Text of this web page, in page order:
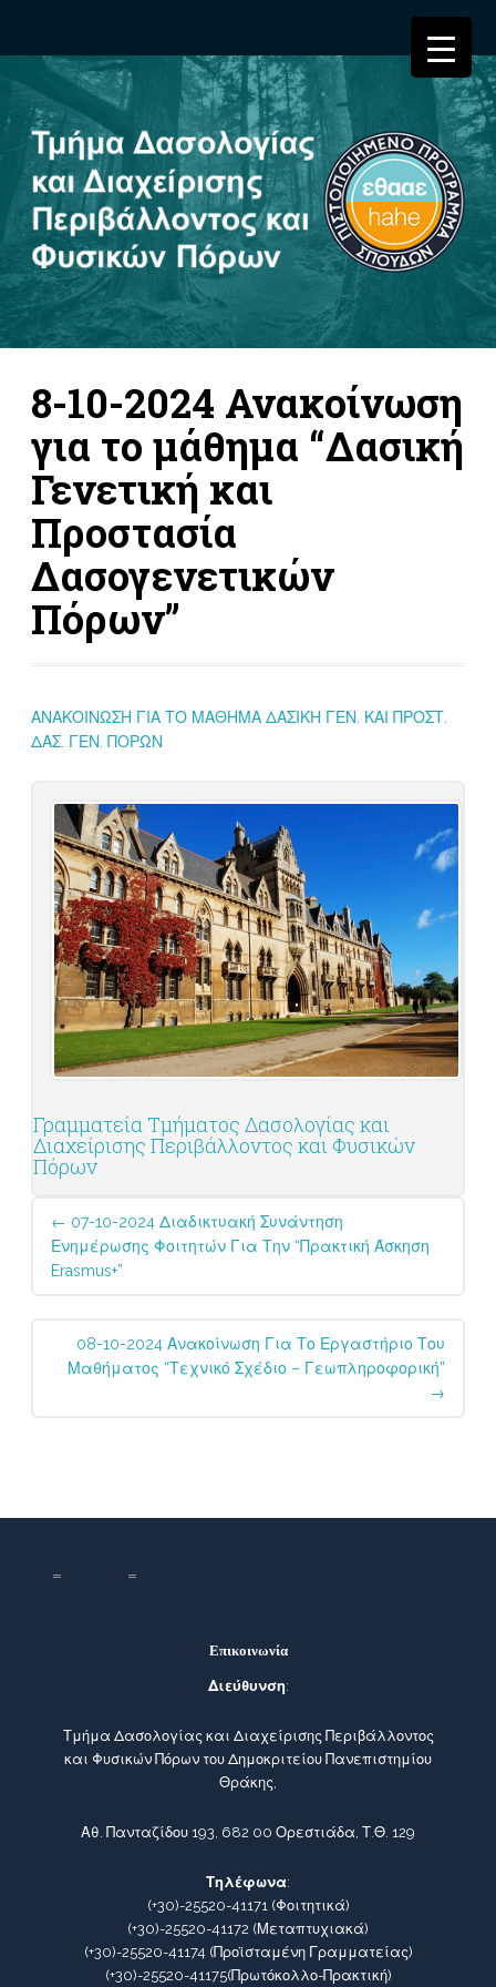
8-10-2024 Ανακοίνωση
για το μάθημα “Δασική
Γενετική και
Προστασία
Δασογενετικών
Πόρων”
ΑΝΑΚΟΙΝΩΣΗ ΓΙΑ ΤΟ ΜΑΘΗΜΑ ΔΑΣΙΚΗ ΓΕΝ. ΚΑΙ ΠΡΟΣΤ.
ΔΑΣ. ΓΕΝ. ΠΟΡΩΝ
Γραμματεία Τμήματος Δασολογίας και
Διαχείρισης Περιβάλλοντος και Φυσικών
Πόρων
Post
navigation
← 07-10-2024 Διαδικτυακή Συνάντηση
Ενημέρωσης Φοιτητών Για Την “Πρακτική Άσκηση
Erasmus+”
08-10-2024 Ανακοίνωση Για Το Εργαστήριο Του
Μαθήματος “Τεχνικό Σχέδιο – Γεωπληροφορική”
→
Επικοινωνία
Διεύθυνση:
Τμήμα Δασολογίας και Διαχείρισης Περιβάλλοντος
και Φυσικών Πόρων του Δημοκριτείου Πανεπιστημίου
Θράκης,
Αθ. Πανταζίδου 193, 682 00 Ορεστιάδα, Τ.Θ. 129
Τηλέφωνα:
(+30)-25520-41171(Φοιτητικά)
(+30)-25520-41172 (Μεταπτυχιακά)
(+30)-25520-41174 (Προϊσταμένη Γραμματείας)
(+30)-25520-41175(Πρωτόκολλο-Πρακτική)